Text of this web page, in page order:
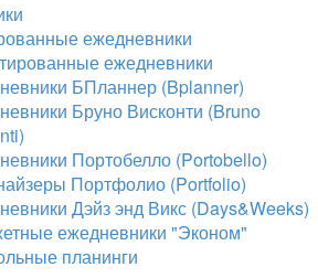
ежедневники
ежедневники
БПланнер (Bplanner)
Бруно Висконти (Bruno
Портобелло (Portobello)
Портфолио (Portfolio)
Дэйз энд Викс (Days&Weeks)
ежедневники "Эконом"
планинги